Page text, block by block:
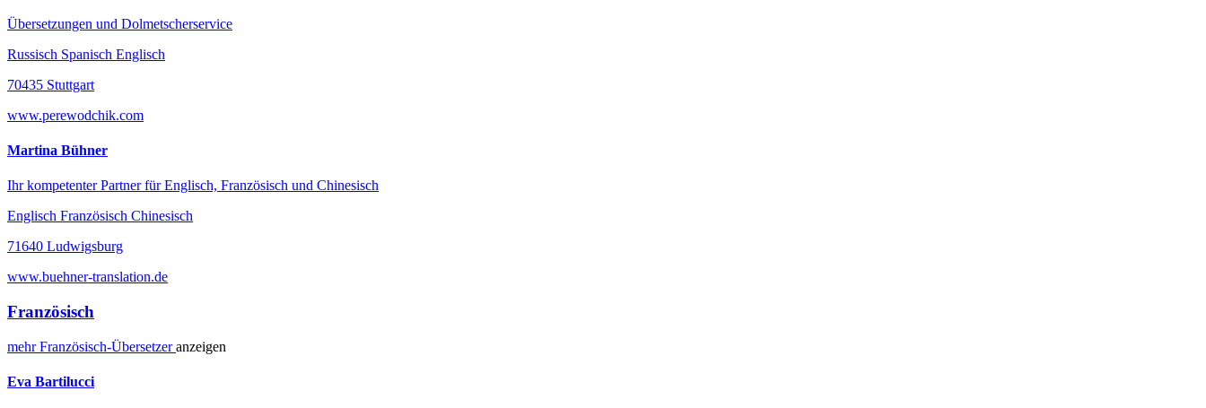
Übersetzungen und Dolmetscherservice
Russisch Spanisch Englisch
70435 Stuttgart
www.perewodchik.com
Martina Bühner
Ihr kompetenter Partner für Englisch, Französisch und Chinesisch
Englisch Französisch Chinesisch
71640 Ludwigsburg
www.buehner-translation.de
Französisch
mehrFranzösisch-Übersetzeranzeigen
Eva Bartilucci